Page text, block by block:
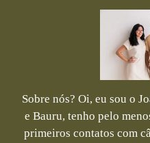
Sobre nós? Oi, eu sou o
e Bauru, tenho pelo
primeiros contatos com